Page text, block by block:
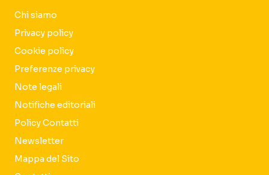
Chi siamo
Privacy policy
Cookie policy
Preferenze privacy
Note legali
Notifiche editoriali
Policy Contatti
Newsletter
Mappa del Sito